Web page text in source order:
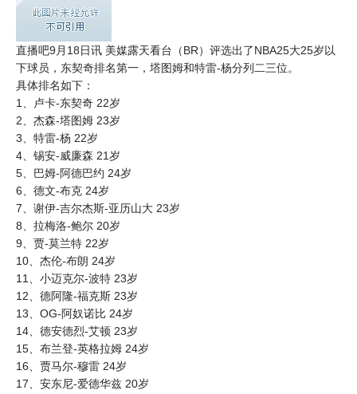
直播吧9月18日讯 美媒露天看台（BR）评选出了NBA25大25岁以
下球员，东契奇排名第一，塔图姆和特雷-杨分列二三位。
具体排名如下：
1、卢卡-东契奇 22岁
2、杰森-塔图姆 23岁
3、特雷-杨 22岁
4、锡安-威廉森 21岁
5、巴姆-阿德巴约 24岁
6、德文-布克 24岁
7、谢伊-吉尔杰斯-亚历山大 23岁
8、拉梅洛-鲍尔 20岁
9、贾-莫兰特 22岁
10、杰伦-布朗 24岁
11、小迈克尔-波特 23岁
12、德阿隆-福克斯 23岁
13、OG-阿奴诺比 24岁
14、德安德烈-艾顿 23岁
15、布兰登-英格拉姆 24岁
16、贾马尔-穆雷 24岁
17、安东尼-爱德华兹 20岁